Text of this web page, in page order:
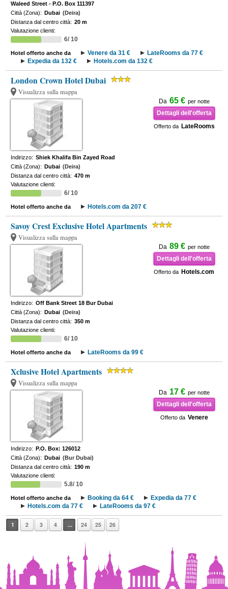
Waleed Street - P.O. Box 111397
Città (Zona): Dubai (Deira)
Distanza dal centro città: 20 m
Valutazione clienti:
6/ 10
Hotel offerto anche da Venere da 31 €
LateRooms da 77 €
Expedia da 132 €
Hotels.com da 132 €
London Crown Hotel Dubai
Visualizza sulla mappa
Da 65 € per notte
Dettagli dell'offerta
Offerto da LateRooms
Indirizzo: Shiek Khalifa Bin Zayed Road
Città (Zona): Dubai (Deira)
Distanza dal centro città: 470 m
Valutazione clienti:
6/ 10
Hotel offerto anche da Hotels.com da 207 €
Savoy Crest Exclusive Hotel Apartments
Visualizza sulla mappa
Da 89 € per notte
Dettagli dell'offerta
Offerto da Hotels.com
Indirizzo: Off Bank Street 18 Bur Dubai
Città (Zona): Dubai (Deira)
Distanza dal centro città: 350 m
Valutazione clienti:
6/ 10
Hotel offerto anche da LateRooms da 99 €
Xclusive Hotel Apartments
Visualizza sulla mappa
Da 17 € per notte
Dettagli dell'offerta
Offerto da Venere
Indirizzo: P.O. Box: 126012
Città (Zona): Dubai (Bur Dubai)
Distanza dal centro città: 190 m
Valutazione clienti:
5.8/ 10
Hotel offerto anche da Booking da 64 €
Expedia da 77 €
Hotels.com da 77 €
LateRooms da 97 €
1 2 3 4 ... 24 25 26